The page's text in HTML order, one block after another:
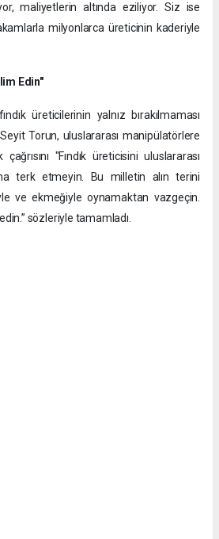
maliyetlerin altında eziliyor. Siz ise
milyonlarca üreticinin kaderiyle
Edin"
üreticilerinin yalnız bırakılmaması
Torun, uluslararası manipülatörlere
​"Fındık üreticisini uluslararası
terk etmeyin. Bu milletin alın terini
ve ekmeğiyle oynamaktan vazgeçin.
sözleriyle tamamladı.